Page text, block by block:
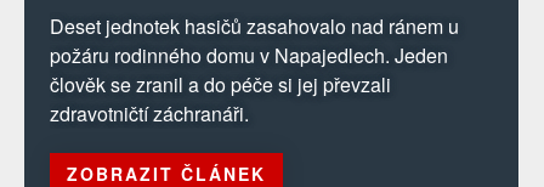
Deset jednotek hasičů zasahovalo nad ránem u
požáru rodinného domu v Napajedlech. Jeden
člověk se zranil a do péče si jej převzali
zdravotničtí záchranáři.
ZOBRAZIT ČLÁNEK